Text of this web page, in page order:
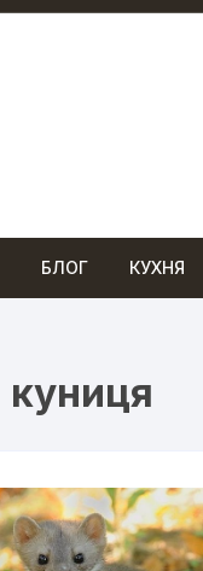
БЛОГ КУХНЯ
куниця